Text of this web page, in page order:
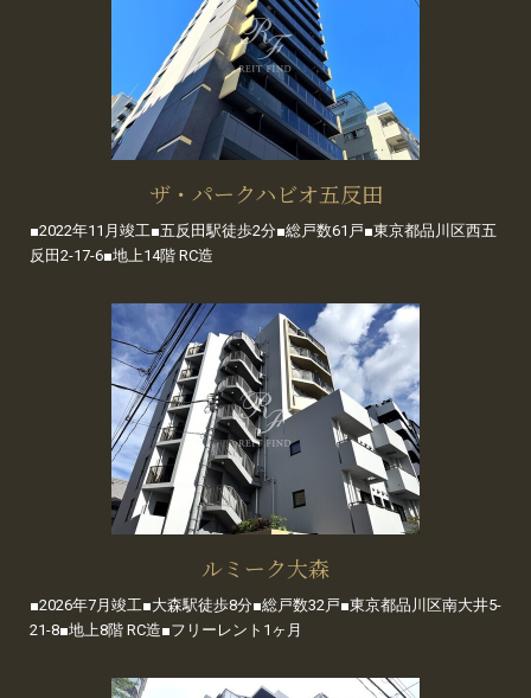
ザ・パークハビオ五反田
■2022年11月竣工■五反田駅徒歩2分■総戸数61戸■東京都品川区西五
反田2-17-6■地上14階 RC造
ルミーク大森
■2026年7月竣工■大森駅徒歩8分■総戸数32戸■東京都品川区南大井5-
21-8■地上8階 RC造■フリーレント1ヶ月